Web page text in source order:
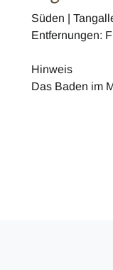
Süden |
Entfernungen:
Hinweis
Das Baden im